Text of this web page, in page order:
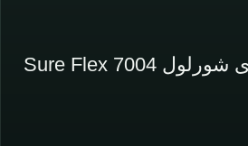
چسب کاشی پودری شورلول Sure Flex 7004